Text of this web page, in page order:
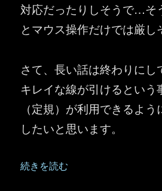
対応だったりしそうで…そ
とマウス操作だけでは厳し
さて、長い話は終わりにし
キレイな線が引けるという
（定規）が利用できるよ
したいと思います。
“Microsoft Whiteboard ：ルーラ
続きを読む